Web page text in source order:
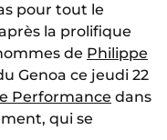
pour tout le
la prolifique
de Philippe
Genoa ce jeudi 22
Performance dans
qui se